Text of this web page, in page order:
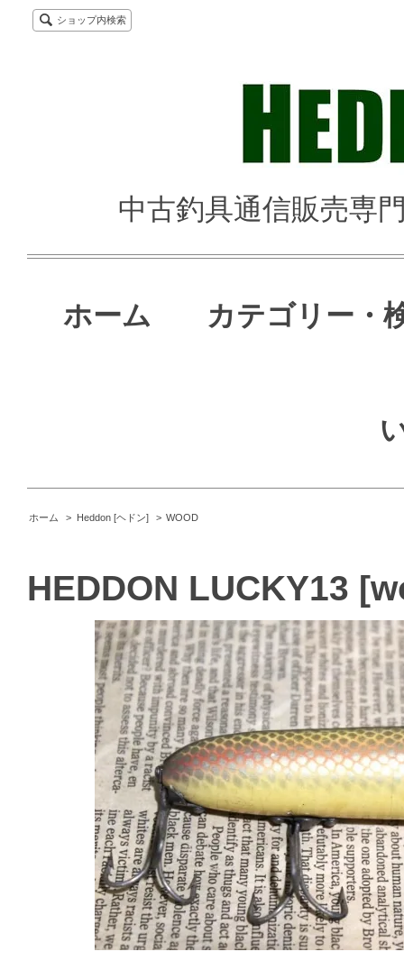
ショップ内検索
中古釣具通信販売専
ホーム カテゴリー・
ホーム > Heddon [ヘドン] > WOOD
HEDDON LUCKY13